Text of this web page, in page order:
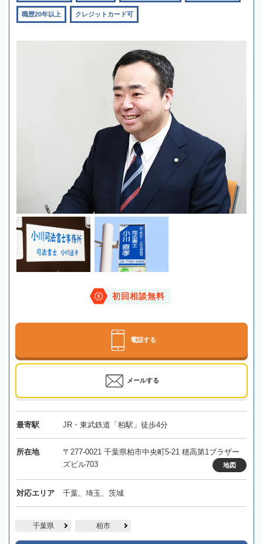
職歴20年以上 クレジットカード可
初回相談無料
電話する
メールする
最寄駅 JR・東武鉄道「柏駅」徒歩4分
所在地
〒277-0021 千葉県柏市中央町5-21 穂高第1ブラザー
ズビル703
地図
対応エリア 千葉、埼玉、茨城
千葉県 柏市